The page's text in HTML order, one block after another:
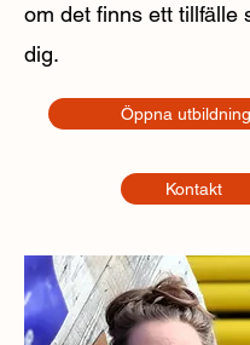
om det finns ett tillfälle
dig.
Öppna
Kontakt